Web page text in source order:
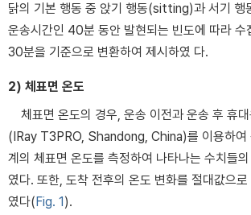
닭의 기본 행동 중 앉기 행동(sitting)과 서기
운송시간인 40분 동안 발현되는 빈도에 따라 수
30분을 기준으로 변환하여 제시하였 다.
2) 체표면 온도
체표면 온도의 경우, 운송 이전과 운송 후 휴
(IRay T3PRO, Shandong, China)를 이용하여
계의 체표면 온도를 측정하여 나타나는 수치들
였다. 또한, 도착 전후의 온도 변화를 절대값으
였다(Fig. 1).